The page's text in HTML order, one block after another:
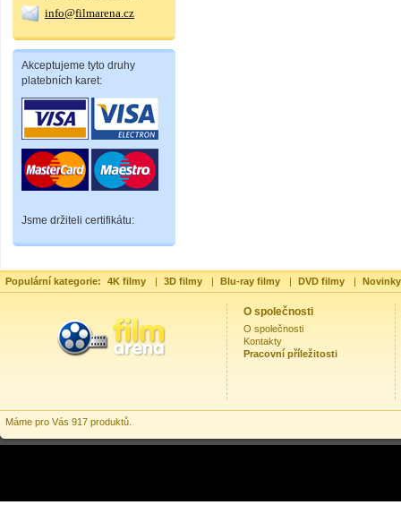
info@filmarena.cz
Akceptujeme tyto druhy
platebních karet:
Jsme držiteli certifikátu:
Populární kategorie: 4K filmy | 3D filmy | Blu-ray filmy | DVD filmy |
O společnosti
O společnosti
Kontakty
Pracovní příležitosti
Máme pro Vás 917 produktů.